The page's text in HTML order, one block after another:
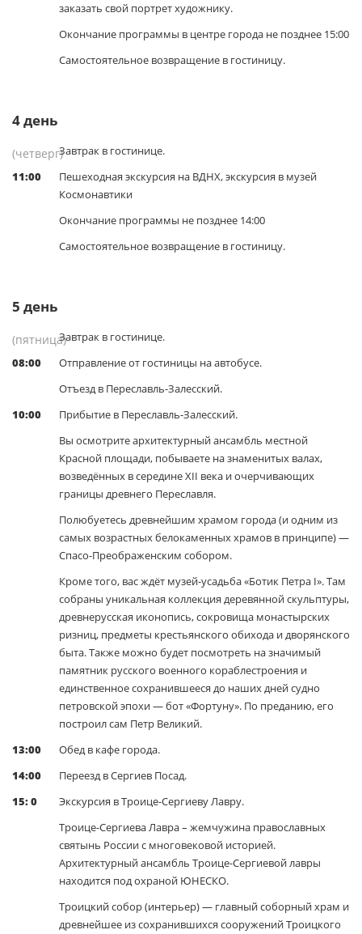
заказать свой портрет художнику.
Окончание программы в центре города не позднее 15:00
Самостоятельное возвращение в гостиницу.
4день
(четверг)Завтрак в гостинице.
11:00
Пешеходная экскурсия на ВДНХ, экскурсия в музей
Космонавтики
Окончание программы не позднее 14:00
Самостоятельное возвращение в гостиницу.
5 день
(пятница)Завтрак в гостинице.
08:00
Отправление от гостиницы на автобусе.
Отъезд в Переславль-Залесский.
10:00
Прибытие в Переславль-Залесский.
Вы осмотрите архитектурный ансамбль местной
Красной площади, побываете на знаменитых валах,
возведённых в середине XII века и очерчивающих
границы древнего Переславля.
Полюбуетесь древнейшим храмом города (и одним из
самых возрастных белокаменных храмов в принципе) —
Спасо-Преображенским собором.
Кроме того, вас ждёт музей-усадьба «Ботик Петра I». Там
собраны уникальная коллекция деревянной скульптуры,
древнерусская иконопись, сокровища монастырских
ризниц, предметы крестьянского обихода и дворянского
быта. Также можно будет посмотреть на значимый
памятник русского военного кораблестроения и
единственное сохранившееся до наших дней судно
петровской эпохи — бот «Фортуну». По преданию, его
построил сам Петр Великий.
13:00
Обед в кафе города.
14:00
Переезд в Сергиев Посад.
15: 0
Экскурсия в Троице-Сергиеву Лавру.
Троице-Сергиева Лавра – жемчужина православных
святынь России с многовековой историей.
Архитектурный ансамбль Троице-Сергиевой лавры
находится под охраной ЮНЕСКО.
Троицкий собор (интерьер) — главный соборный храм и
древнейшее из сохранившихся сооружений Троицкого